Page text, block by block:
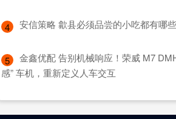
4 ​安信策略 歙县必须品尝的小吃都有哪些
5
金鑫优配 告别机械响应！荣威 M7
感” 车机，重新定义人车交互